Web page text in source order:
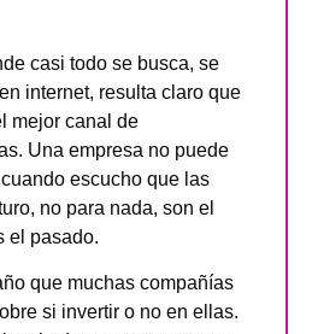
casi todo se busca, se
internet, resulta claro que
mejor canal de
Una empresa no puede
escucho que las
no para nada, son el
el pasado.
que muchas compañías
si invertir o no en ellas.